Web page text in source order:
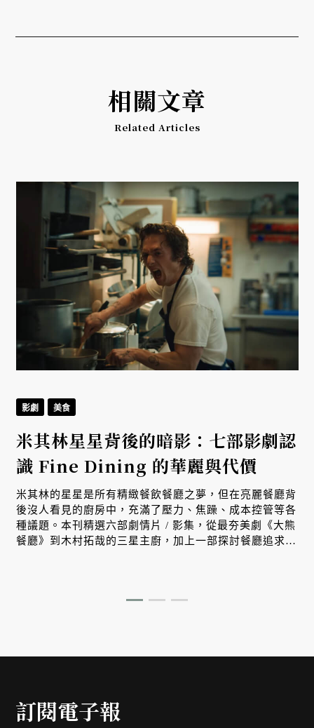
相關文章
Related Articles
影劇 美食
米其林星星背後的暗影：七部影劇認
識 Fine Dining 的華麗與代價
米其林的星星是所有精緻餐飲餐廳之夢，但在亮麗餐廳背
後沒人看見的廚房中，充滿了壓力、焦躁、成本控管等各
種議題。本刊精選六部劇情片 / 影集，從最夯美劇《大熊
餐廳》到木村拓哉的三星主廚，加上一部探討餐廳追求米
訂閱電子報